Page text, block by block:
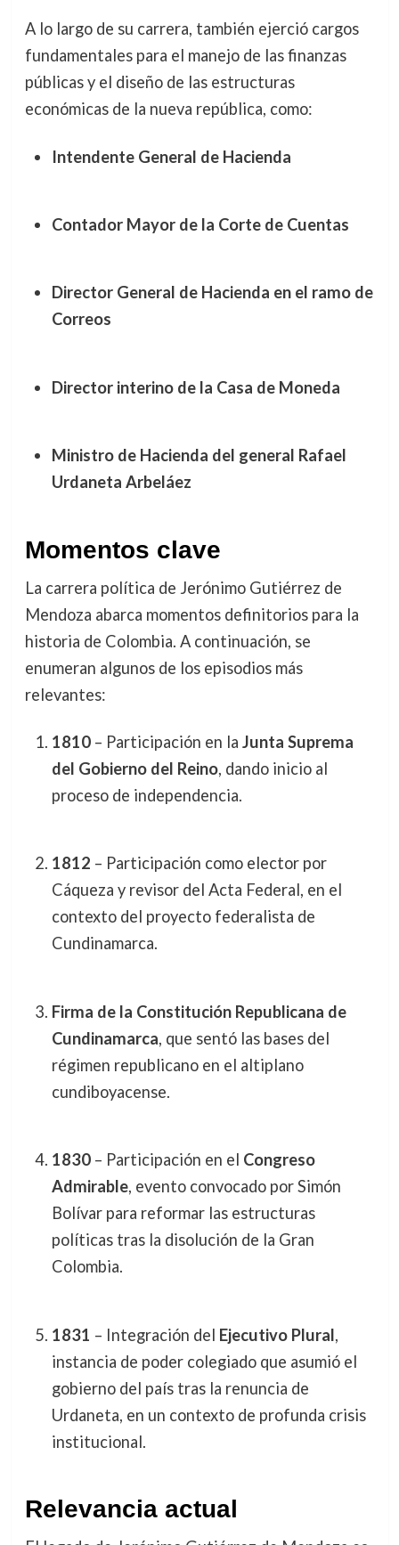
A lo largo de su carrera, también ejerció cargos
fundamentales para el manejo de las finanzas
públicas y el diseño de las estructuras
económicas de la nueva república, como:
Intendente General de Hacienda
Contador Mayor de la Corte de Cuentas
Director General de Hacienda en el ramo de
Correos
Director interino de la Casa de Moneda
Ministro de Hacienda del general Rafael
Urdaneta Arbeláez
Momentos clave
La carrera política de Jerónimo Gutiérrez de
Mendoza abarca momentos definitorios para la
historia de Colombia. A continuación, se
enumeran algunos de los episodios más
relevantes:
1810– Participación en la Junta Suprema
del Gobierno del Reino, dando inicio al
proceso de independencia.
1812 – Participación como elector por
Cáqueza y revisor del Acta Federal, en el
contexto del proyecto federalista de
Cundinamarca.
Firma de la Constitución Republicana de
Cundinamarca, que sentó las bases del
régimen republicano en el altiplano
cundiboyacense.
1830– Participación en el Congreso
Admirable, evento convocado por Simón
Bolívar para reformar las estructuras
políticas tras la disolución de la Gran
Colombia.
1831 – Integración del Ejecutivo Plural,
instancia de poder colegiado que asumió el
gobierno del país tras la renuncia de
Urdaneta, en un contexto de profunda crisis
institucional.
Relevancia actual